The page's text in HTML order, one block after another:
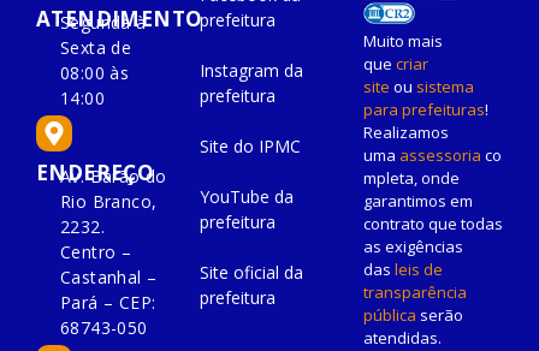
ATENDIMENTO
Segunda à
Sexta de
08:00 às
14:00
ENDEREÇO
Av. Barão do
Rio Branco,
2232.
Centro –
Castanhal –
Pará – CEP:
68743-050
prefeitura
Instagram da
prefeitura
Site do IPMC
YouTube da
prefeitura
Site oficial da
prefeitura
Muito mais
que criar
site ou sistema
para prefeituras!
Realizamos
uma assessoria co
mpleta, onde
garantimos em
contrato que todas
as exigências
das leis de
transparência
pública serão
atendidas.